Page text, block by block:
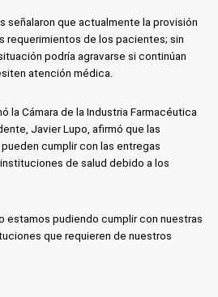
señalaron que actualmente la provisión
requerimientos de los pacientes; sin
podría agravarse si continúan
atención médica.
la Cámara de la Industria Farmacéutica
Javier Lupo, afirmó que las
cumplir con las entregas
de salud debido a los
estamos pudiendo cumplir con nuestras
que requieren de nuestros